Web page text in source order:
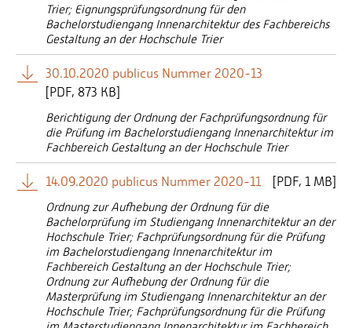
Trier; Eignungsprüfungsordnung für den
Bachelorstudiengang Innenarchitektur des Fachbereichs
Gestaltung an der Hochschule Trier
30.10.2020 publicus Nummer 2020-13
PDF 873 KB]
Berichtigung der Ordnung der Fachprüfungsordnung für
die Prüfung im Bachelorstudiengang Innenarchitektur im
Fachbereich Gestaltung an der Hochschule Trier
14.09.2020 publicus Nummer 2020-11 PDF 1 MB]
Ordnung zur Aufhebung der Ordnung für die
Bachelorprüfung im Studiengang Innenarchitektur an der
Hochschule Trier; Fachprüfungsordnung für die Prüfung
im Bachelorstudiengang Innenarchitektur im
Fachbereich Gestaltung an der Hochschule Trier;
Ordnung zur Aufhebung der Ordnung für die
Masterprüfung im Studiengang Innenarchitektur an der
Hochschule Trier; Fachprüfungsordnung für die Prüfung